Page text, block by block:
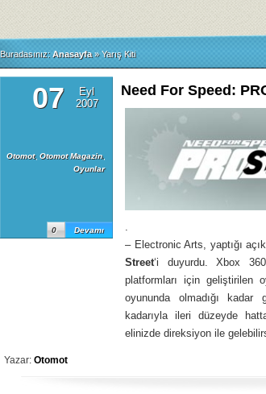
Buradasınız: Anasayfa » Yarış Kiti
07
Eyl
2007
Otomot, Otomot Magazin,
Oyunlar
Devamı
0
Need For Speed:
.
– Electronic Arts, yaptığı
Street‘i duyurdu. Xbox
platformları için geliştirilen
oyununda olmadığı kadar
kadarıyla ileri düzeyde
elinizde direksiyon ile
Yazar: Otomot